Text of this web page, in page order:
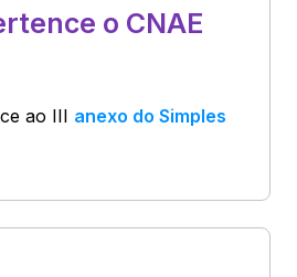
o CNAE
ao III anexo do Simples